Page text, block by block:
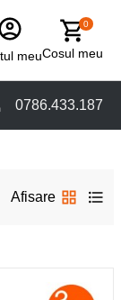
meu
0
Cosul meu
0786.433.187
Afisare